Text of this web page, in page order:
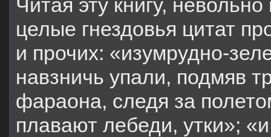
Читая эту книгу,
целые гнездовья цитат
и прочих: «изумрудно-
навзничь упали, подмяв
фараона, следя за
плавают лебеди, утки»;